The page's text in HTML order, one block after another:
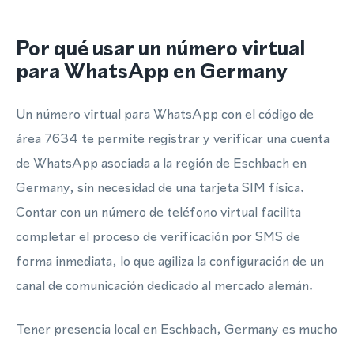
Por qué usar un número virtual
para WhatsApp en Germany
Un número virtual para WhatsApp con el código de
área 7634 te permite registrar y verificar una cuenta
de WhatsApp asociada a la región de Eschbach en
Germany, sin necesidad de una tarjeta SIM física.
Contar con un número de teléfono virtual facilita
completar el proceso de verificación por SMS de
forma inmediata, lo que agiliza la configuración de un
canal de comunicación dedicado al mercado alemán.
Tener presencia local en Eschbach, Germany es mucho